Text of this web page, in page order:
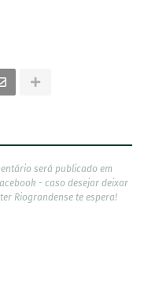
será publicado em
- caso desejar deixar
Riograndense te espera!